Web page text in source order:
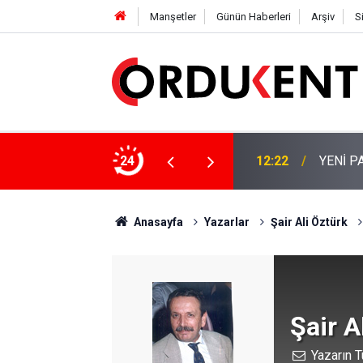
Manşetler Günün Haberleri Arşiv
24
KURUCU KADROSU AÇIKLANDI 12:22 YENİ
Anasayfa Yazarlar Şair Ali Öztürk
Şair
Yazarın